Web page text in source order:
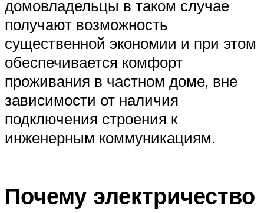
домовладельцы в таком случае
получают возможность
существенной экономии и при этом
обеспечивается комфорт
проживания в частном доме, вне
зависимости от наличия
подключения строения к
инженерным коммуникациям.
Почему электричество